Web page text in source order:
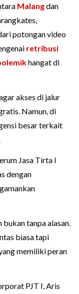
Malangdan
potongan video
retribusi
hangat di
akses di jalur
Namun, di
besar terkait
Jasa Tirta I
dengan
tanpa alasan.
biasa tapi
memiliki peran
PJT I, Aris